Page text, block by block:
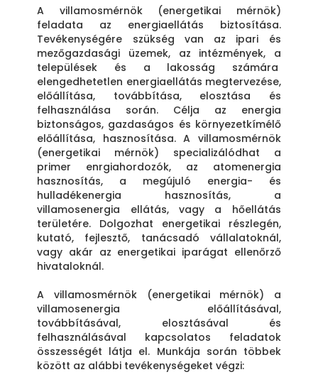
A villamosmérnök (energetikai mérnök)
feladata az energiaellátás biztosítása.
Tevékenységére szükség van az ipari és
mezőgazdasági üzemek, az intézmények, a
települések és a lakosság számára
elengedhetetlen energiaellátás megtervezése,
előállítása, továbbítása, elosztása és
felhasználása során. Célja az energia
biztonságos, gazdaságos és környezetkímélő
előállítása, hasznosítása. A villamosmérnök
(energetikai mérnök) specializálódhat a
primer enrgiahordozók, az atomenergia
hasznosítás, a megújuló energia- és
hulladékenergia hasznosítás, a
villamosenergia ellátás, vagy a hőellátás
területére. Dolgozhat energetikai részlegén,
kutató, fejlesztő, tanácsadó vállalatoknál,
vagy akár az energetikai iparágat ellenőrző
hivataloknál.
A villamosmérnök (energetikai mérnök) a
villamosenergia előállításával,
továbbításával, elosztásával és
felhasználásával kapcsolatos feladatok
összességét látja el. Munkája során többek
között az alábbi tevékenységeket végzi: